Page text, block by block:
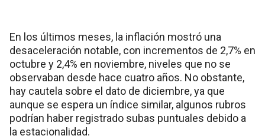
En los últimos meses, la inflación mostró una
desaceleración notable, con incrementos de 2,7% en
octubre y 2,4% en noviembre, niveles que no se
observaban desde hace cuatro años. No obstante,
hay cautela sobre el dato de diciembre, ya que
aunque se espera un índice similar, algunos rubros
podrían haber registrado subas puntuales debido a
la estacionalidad.